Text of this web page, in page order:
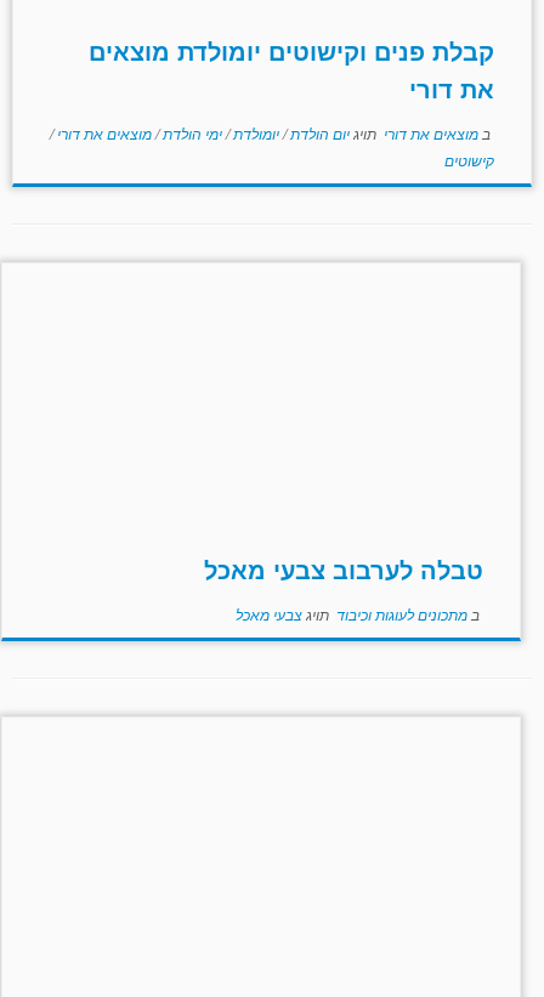
קבלת פנים וקישוטים יומולדת מוצאים
את דורי
ב מוצאים את דורי תויגיום הולדת/יומולדת/ימי הולדת/מוצאים את דורי/
קישוטים
טבלה לערבוב צבעי מאכל
ב מתכונים לעוגות וכיבוד תויגצבעי מאכל